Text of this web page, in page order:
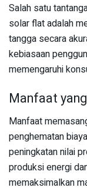
Salah satu
solar flat adalah
tangga secara
kebiasaan
memengaruhi
Manfaat
Manfaat
penghematan
peningkatan nilai
produksi energi
memaksimalkan